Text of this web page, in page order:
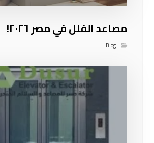
مصاعد الفلل في مصر ٢٠٢٦!
Blog